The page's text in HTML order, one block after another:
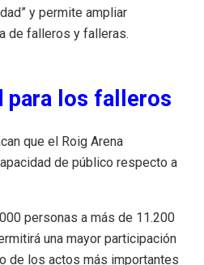
y permite ampliar
de falleros y falleras.
para los falleros
que el Roig Arena
de público respecto a
personas a más de 11.200
una mayor participación
de los actos más importantes